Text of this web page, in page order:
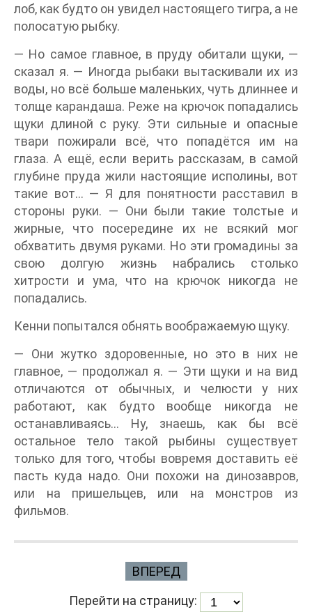
лоб, как будто он увидел настоящего тигра, а не
полосатую рыбку.
— Но самое главное, в пруду обитали щуки, —
сказал я. — Иногда рыбаки вытаскивали их из
воды, но всё больше маленьких, чуть длиннее и
толще карандаша. Реже на крючок попадались
щуки длиной с руку. Эти сильные и опасные
твари пожирали всё, что попадётся им на
глаза. А ещё, если верить рассказам, в самой
глубине пруда жили настоящие исполины, вот
такие вот… — Я для понятности расставил в
стороны руки. — Они были такие толстые и
жирные, что посередине их не всякий мог
обхватить двумя руками. Но эти громадины за
свою долгую жизнь набрались столько
хитрости и ума, что на крючок никогда не
попадались.
Кенни попытался обнять воображаемую щуку.
— Они жутко здоровенные, но это в них не
главное, — продолжал я. — Эти щуки и на вид
отличаются от обычных, и челюсти у них
работают, как будто вообще никогда не
останавливаясь… Ну, знаешь, как бы всё
остальное тело такой рыбины существует
только для того, чтобы вовремя доставить её
пасть куда надо. Они похожи на динозавров,
или на пришельцев, или на монстров из
фильмов.
ВПЕРЕД
Перейти на страницу: